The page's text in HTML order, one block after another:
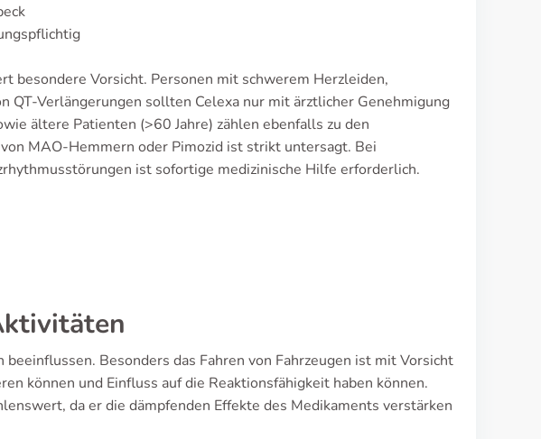
besondere Vorsicht. Personen mit schwerem Herzleiden,
QT-Verlängerungen sollten Celexa nur mit ärztlicher Genehmigung
ältere Patienten (>60 Jahre) zählen ebenfalls zu den
MAO-Hemmern oder Pimozid ist strikt untersagt. Bei
ist sofortige medizinische Hilfe erforderlich.
Besonders das Fahren von Fahrzeugen ist mit Vorsicht
können und Einfluss auf die Reaktionsfähigkeit haben können.
da er die dämpfenden Effekte des Medikaments verstärken